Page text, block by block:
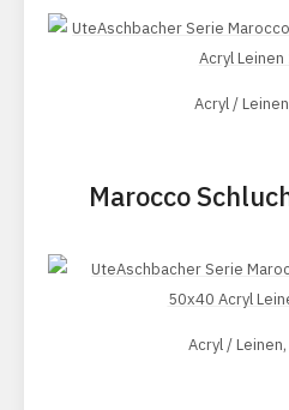
Acryl /
Marocco
Acryl /